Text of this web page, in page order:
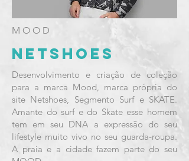
Desenvolvimento e criação de coleção
para a marca Mood, marca própria do
site Netshoes, Segmento Surf e SKATE.
Amante do surf e do Skate esse homem
tem em seu DNA a expressão do seu
lifestyle muito vivo no seu guarda-roupa.
A praia e a cidade fazem parte do seu
NETSHOES
MOOD